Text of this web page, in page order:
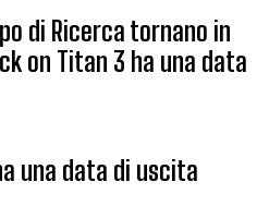
di Ricerca tornano in
on Titan 3 ha una data
una data di uscita